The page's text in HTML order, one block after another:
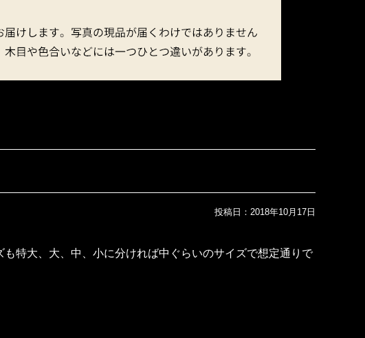
投稿日： 2018年10月17日
特大、大、中、小に分ければ中ぐらいのサイズで想定通りで